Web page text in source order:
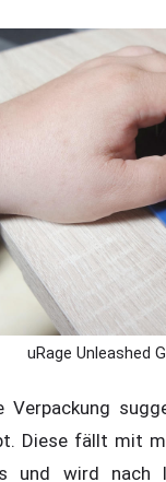
uRage Unleashed
Verpackung
Diese fällt mit
und wird nach